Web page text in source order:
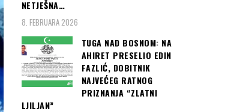
NETJEŠNA…
8. FEBRUARA 2026
TUGA NAD BOSNOM: NA
AHIRET PRESELIO EDIN
FAZLIĆ, DOBITNIK
NAJVEĆEG RATNOG
PRIZNANJA “ZLATNI
LJILJAN”